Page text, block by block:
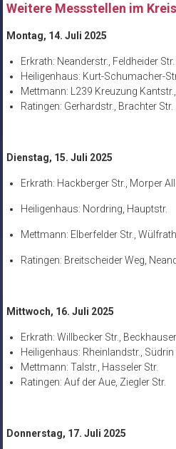
Weitere Messstellen im
Montag, 14. Juli 2025
Erkrath: Neanderstr., Feldheider Str.
Heiligenhaus: Kurt-Schumacher-
Mettmann: L239 Kreuzung
Ratingen: Gerhardstr., Brachter Str.
Dienstag, 15. Juli 2025
Erkrath: Hackberger Str., Morper
Heiligenhaus: Nordring, Hauptstr.
Mettmann: Elberfelder Str.,
Ratingen: Breitscheider Weg,
Mittwoch, 16. Juli 2025
Erkrath: Willbecker Str.,
Heiligenhaus: Rheinlandstr., Südrin
Mettmann: Talstr., Hasseler Str.
Ratingen: Auf der Aue, Ziegler Str.
Donnerstag, 17. Juli 2025